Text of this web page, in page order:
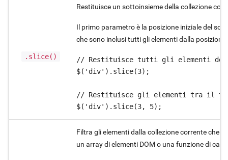
.slice()
Restituisce un sottoinsieme della collezione
Il primo parametro è la posizione iniziale del
che sono inclusi tutti gli elementi dalla posizione
// Restituisce tutti gli elementi
$('div').slice(3);
// Restituisce gli elementi tra il
$('div').slice(3, 5);
Filtra gli elementi dalla collezione corrente che
un array di elementi DOM o una funzione di